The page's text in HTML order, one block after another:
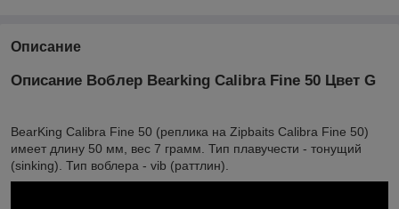
Описание
Описание Воблер Bearking Calibra Fine 50 Цвет G
BearKing Calibra Fine 50 (реплика на Zipbaits Calibra Fine 50)
имеет длину 50 мм, вес 7 грамм. Тип плавучести - тонущий
(sinking). Тип воблера - vib (раттлин).